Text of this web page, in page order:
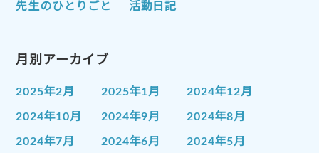
先生のひとりごと 活動日記
月別アーカイブ
2025年2月 2025年1月 2024年12月
2024年10月 2024年9月 2024年8月
2024年7月 2024年6月 2024年5月